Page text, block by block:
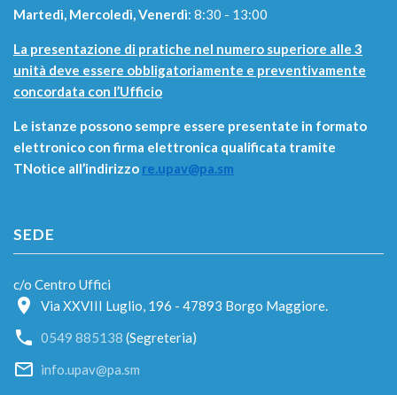
Martedì, Mercoledì, Venerdì: 8:30 - 13:00
La presentazione di pratiche nel numero superiore alle 3
unità deve essere obbligatoriamente e preventivamente
concordata con l’Ufficio
Le istanze possono sempre essere presentate in formato
elettronico con firma elettronica qualificata tramite
TNotice all’indirizzo re.upav@pa.sm
SEDE
c/o Centro Uffici
Via XXVIII Luglio, 196 - 47893 Borgo Maggiore.
0549 885138 (Segreteria)
info.upav@pa.sm